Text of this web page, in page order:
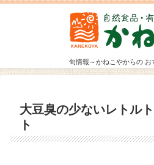
旬情報～かねこやからの お
大豆臭の少ないレトル
ト